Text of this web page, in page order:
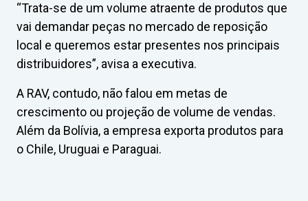
“Trata-se de um volume atraente de produtos que
vai demandar peças no mercado de reposição
local e queremos estar presentes nos principais
distribuidores”, avisa a executiva.
A RAV, contudo, não falou em metas de
crescimento ou projeção de volume de vendas.
Além da Bolívia, a empresa exporta produtos para
o Chile, Uruguai e Paraguai.